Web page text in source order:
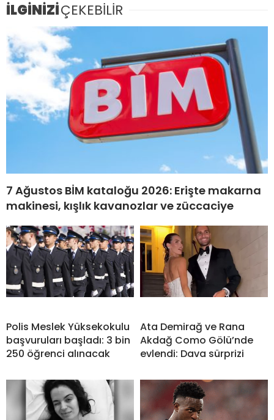
İLGİNİZİÇEKEBİLİR
7 Ağustos BİM kataloğu 2026: Erişte makarna
makinesi, kışlık kavanozlar ve züccaciye
Polis Meslek Yüksekokulu
başvuruları başladı: 3 bin
250 öğrenci alınacak
Ata Demirağ ve Rana
Akdağ Como Gölü’nde
evlendi: Dava sürprizi